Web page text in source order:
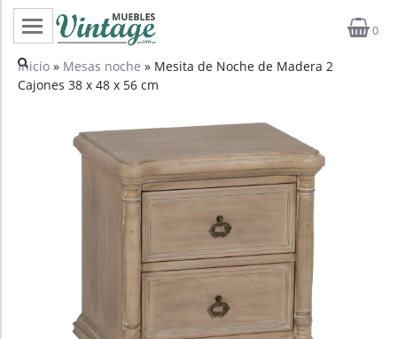
0
Categorías
Outlet
Profesionales
Inicio » Mesas noche » Mesita de Noche de Madera 2
Cajones 38 x 48 x 56 cm